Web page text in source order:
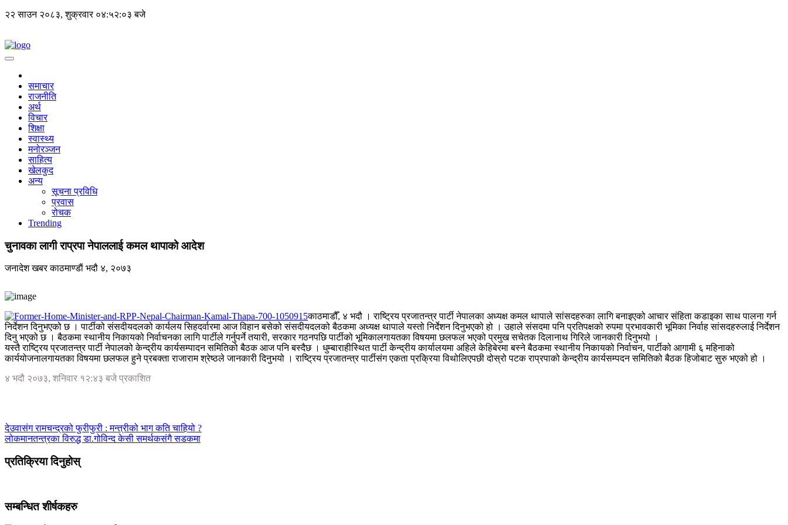
२२ साउन २०८३, शुक्रवार ०४:५२:०३ बजे
समाचार
राजनीति
अर्थ
विचार
शिक्षा
स्वास्थ्य
मनोरञ्जन
साहित्य
खेलकुद
अन्य
सूचना प्रविधि
प्रवास
रोचक
Trending
चुनावका लागी राप्रपा नेपाललाई कमल थापाको आदेश
जनादेश खबरकाठमाण्डाैं भदौ ४, २०७३
काठमाडौँ, ४ भदौ । राष्ट्रिय प्रजातन्त्र पार्टी नेपालका अध्यक्ष कमल थापाले सांसदहरुका लागि बनाइएको आचार संहिता कडाइका साथ पालना गर्न
निर्देशन दिनुभएको छ । पार्टीको संसदीयदलको कार्यलय सिहदर्वारमा आज विहान बसेको संसदीयदलको बैठकमा अध्यक्ष थापाले यस्तो निर्देशन दिनुभएको हो । उहाले संसदमा पनि प्रतिपक्षको रुपमा प्रभावकारी भूमिका निर्वाह सांसदहरुलाई निर्देशन
दिनु भएको छ । बैठकमा स्थानीय निकायको निर्वाचनका लागि पार्टीले गर्नुपर्ने तयारी, सरकार गठनपछि पार्टीको भूमिकालगायतका विषयमा छलफल भएको प्रमुख सचेतक दिलानाथ गिरिले जानकारी दिनुभयो ।
यस्तै राष्ट्रिय प्रजातन्त्र पार्टी नेपालको केन्द्रीय कार्यसम्पादन समितिको बैठक आज पनि बस्दैछ । धुम्बाराहीस्थित पार्टी केन्द्रीय कार्यालयमा अहिले केहिबेरमा बस्ने बैठकमा स्थानीय निकायको निर्वाचन, पार्टीको आगामी ६ महिनाको
कार्ययोजनालगायतका विषयमा छलफल हुने प्रबक्ता राजाराम श्रेष्ठले जानकारी दिनुभयो । राष्ट्रिय प्रजातन्त्र पार्टीसंग एकता प्रक्रिया विथोलिएपछी दोस्रो पटक राप्रपाको केन्द्रीय कार्यसम्पदन समितिको बैठक हिजोबाट सुरु भएको हो ।
४ भदौ २०७३, शनिवार १२:४३ बजे प्रकाशित
देउवासंग रामचन्द्रको फुरीफुरी : मन्त्रीको भाग कति चाहियो ?
लोकमानतन्त्रका विरुद्ध डा.गोविन्द केसी समर्थकसंगै सडकमा
प्रतिक्रिया दिनुहोस्
सम्बन्धित शीर्षकहरु